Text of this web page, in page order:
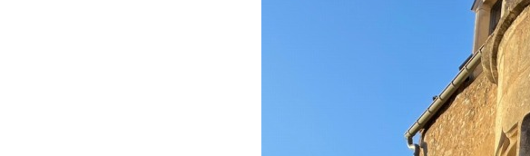
MAINTENANCE
グリーンメンテナンス部門